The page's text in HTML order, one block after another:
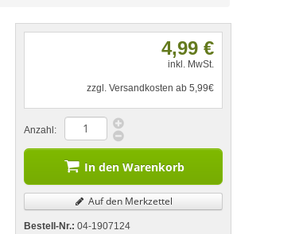
4,99 €
inkl. MwSt.
zzgl. Versandkosten ab 5,99€
Anzahl:
In den Warenkorb
Auf den Merkzettel
Bestell-Nr.: 04-1907124